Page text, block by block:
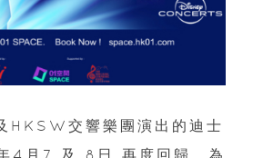
HKSW交響樂團演出的迪士
4月7 及 8日 再度回歸，為